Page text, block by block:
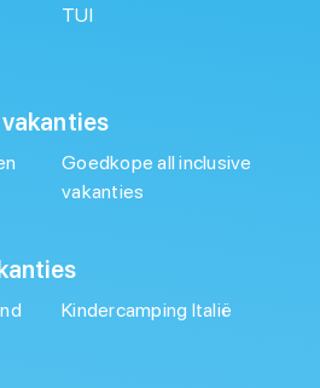
TUI
Goedkope all inclusive
vakanties
Kindercamping Italië